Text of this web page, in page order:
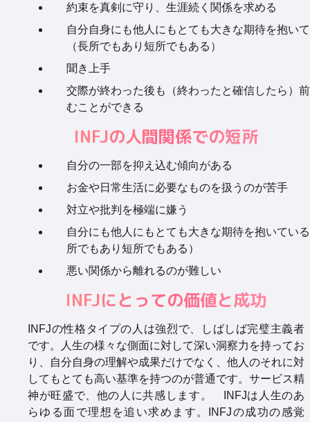
約束を真剣に守り、生涯続く関係を求める
自分自身にも他人にもとても大きな期待を抱い
（長所でもあり短所でもある）
聞き上手
交際が終わった後も（終わったと確信したら）
むことができる
INFJの人間関係での短所
自分の一部を抑え込む傾向がある
お金や日常生活に必要なものを扱うのが苦手
対立や批判を極端に嫌う
自分にも他人にもとても大きな期待を抱いてい
所でもあり短所でもある）
悪い関係から離れるのが難しい
INFJにとっての価値と成功
INFJの性格タイプの人は強烈で、しばしば完璧主義者
です。人生の様々な側面に対して深い洞察力を持ってお
り、自分自身の理解や成果だけでなく、他人のそれに対
してもとても高い基準を持つのが普通です。サービス精
神が旺盛で、他の人に共感します。 INFJは人生のあ
らゆる面で理想を追い求めます。INFJの成功の感覚